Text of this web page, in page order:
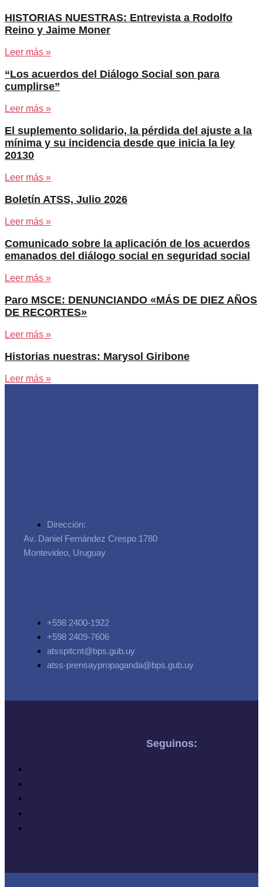
HISTORIAS NUESTRAS: Entrevista a Rodolfo
Reino y Jaime Moner
Leer más »
“Los acuerdos del Diálogo Social son para
cumplirse”
Leer más »
El suplemento solidario, la pérdida del ajuste a la
mínima y su incidencia desde que inicia la ley
20130
Leer más »
Boletín ATSS, Julio 2026
Leer más »
Comunicado sobre la aplicación de los acuerdos
emanados del diálogo social en seguridad social
Leer más »
Paro MSCE: DENUNCIANDO «MÁS DE DIEZ AÑOS
DE RECORTES»
Leer más »
Historias nuestras: Marysol Giribone
Leer más »
Dirección:
Av. Daniel Fernández Crespo 1780
Montevideo, Uruguay
+598 2400-1922
+598 2409-7606
atsspitcnt@bps.gub.uy
atss-prensaypropaganda@bps.gub.uy
Seguinos: